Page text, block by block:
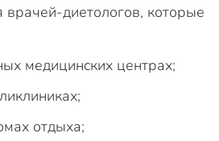
врачей-диетологов, которые
медицинских центрах;
отдыха;